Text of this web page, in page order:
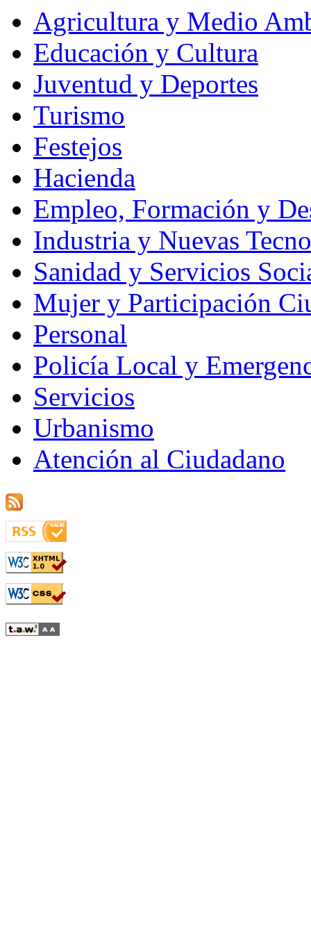
Agricultura y Medio
Educación y Cultura
Juventud y Deportes
Turismo
Festejos
Hacienda
Empleo, Formación y
Industria y Nuevas
Sanidad y Servicios
Mujer y Participación
Personal
Policía Local y
Servicios
Urbanismo
Atención al Ciudadano